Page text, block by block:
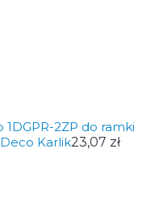
2ZP do ramki
Karlik23,07 zł